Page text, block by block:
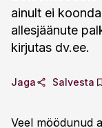
ainult ei
allesjäänute
kirjutas dv.ee.
Jaga Salvesta
Veel möödunud